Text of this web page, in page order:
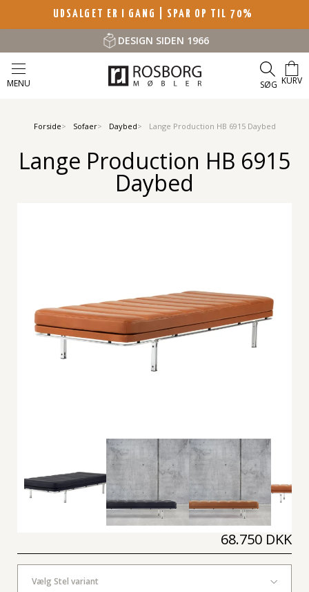
UDSALGET ER I GANG | SPAR OP TIL 70%
DESIGN SIDEN 1966
MENU SØG KURV
Forside Sofaer Daybed Lange Production HB 6915 Daybed
Lange Production HB 6915
Daybed
68.750 DKK
Vælg Stel variant